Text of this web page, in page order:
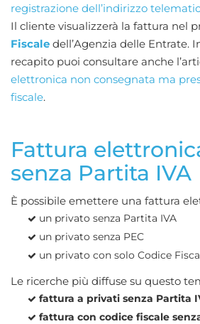
registrazione dell’indirizzo
Il cliente visualizzerà la fattura nel
Fiscale dell’Agenzia delle Entrate.
recapito puoi consultare anche
elettronica non consegnata ma
fiscale.
Fattura
senza Partita IVA
È possibile emettere una fattura
un privato senza Partita IVA
un privato senza PEC
un privato con solo Codice
Le ricerche più diffuse su questo
fattura a privati senza Partita
fattura con codice fiscale